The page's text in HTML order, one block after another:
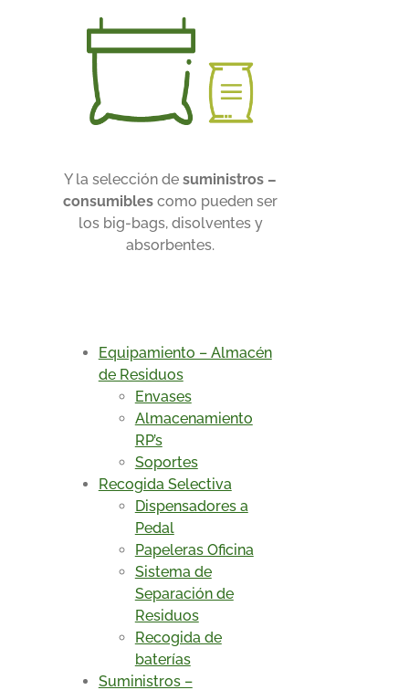
Y la selección desuministros –
consumibles como pueden ser
los big-bags, disolventes y
absorbentes.
Equipamiento – Almacén
de Residuos
Envases
Almacenamiento
RP’s
Soportes
Recogida Selectiva
Dispensadores a
Pedal
Papeleras Oficina
Sistema de
Separación de
Residuos
Recogida de
baterías
Suministros –